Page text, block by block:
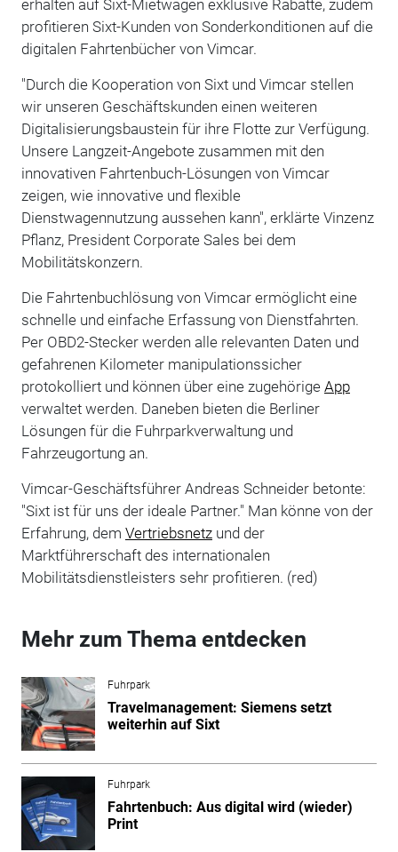
erhalten auf Sixt-Mietwagen exklusive Rabatte, zudem
profitieren Sixt-Kunden von Sonderkonditionen auf die
digitalen Fahrtenbücher von Vimcar.
"Durch die Kooperation von Sixt und Vimcar stellen
wir unseren Geschäftskunden einen weiteren
Digitalisierungsbaustein für ihre Flotte zur Verfügung.
Unsere Langzeit-Angebote zusammen mit den
innovativen Fahrtenbuch-Lösungen von Vimcar
zeigen, wie innovative und flexible
Dienstwagennutzung aussehen kann", erklärte Vinzenz
Pflanz, President Corporate Sales bei dem
Mobilitätskonzern.
Die Fahrtenbuchlösung von Vimcar ermöglicht eine
schnelle und einfache Erfassung von Dienstfahrten.
Per OBD2-Stecker werden alle relevanten Daten und
gefahrenen Kilometer manipulationssicher
protokolliert und können über eine zugehörige App
verwaltet werden. Daneben bieten die Berliner
Lösungen für die Fuhrparkverwaltung und
Fahrzeugortung an.
Vimcar-Geschäftsführer Andreas Schneider betonte:
"Sixt ist für uns der ideale Partner." Man könne von der
Erfahrung, dem Vertriebsnetzund der
Marktführerschaft des internationalen
Mobilitätsdienstleisters sehr profitieren. (red)
Mehr zum Thema entdecken
Fuhrpark
Travelmanagement: Siemens setzt
weiterhin auf Sixt
Fuhrpark
Fahrtenbuch: Aus digital wird (wieder)
Print